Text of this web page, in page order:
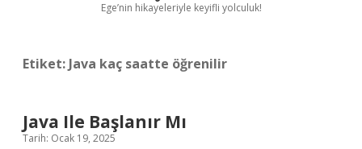
Ege’nin hikayeleriyle keyifli yolculuk!
Etiket: Java kaç saatte öğrenilir
Java Ile Başlanır Mı
Tarih: Ocak 19, 2025